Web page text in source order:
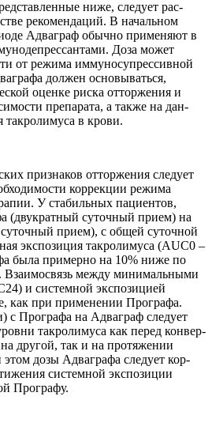
ниже, сле­дует рас­
рекомен­даций. В началь­ном
Адваграф обычно при­ме­няют в
Доза может
от режима имму­но­супрес­сив­ной
должен осно­вы­ваться,
оценке риска отторже­ния и
препа­рата, а также на дан­
в крови.
при­зна­ков отторже­ния сле­дует
кор­рекции режима
У ста­биль­ных паци­ен­тов,
(дву­крат­ный суточ­ный прием) на
прием), с общей суточ­ной
экс­по­зиция такро­лимуса (AUC0 –
была при­мерно на 10% ниже по
между минималь­ными
24) и систем­ной экс­по­зицией
как при при­ме­не­нии Прографа.
с Прографа на Адваграф сле­дует
такро­лимуса как перед кон­вер­
дру­гой, так и на про­тяже­нии
дозы Адваграфа сле­дует кор­
систем­ной экс­по­зиции
Прографу.